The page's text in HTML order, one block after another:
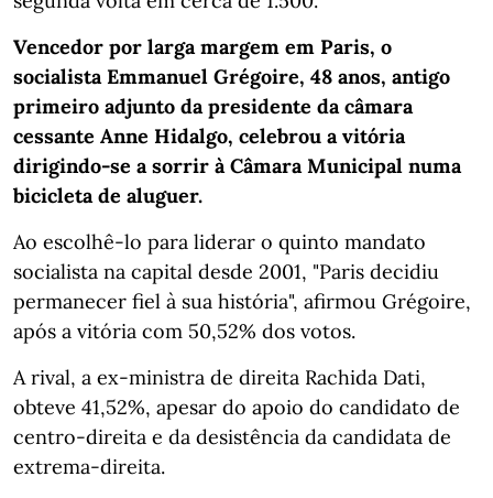
Vencedor por larga margem em Paris, o
socialista Emmanuel Grégoire, 48 anos, antigo
primeiro adjunto da presidente da câmara
cessante Anne Hidalgo, celebrou a vitória
dirigindo-se a sorrir à Câmara Municipal numa
bicicleta de aluguer.
Ao escolhê-lo para liderar o quinto mandato
socialista na capital desde 2001, "Paris decidiu
permanecer fiel à sua história", afirmou Grégoire,
após a vitória com 50,52% dos votos.
A rival, a ex-ministra de direita Rachida Dati,
obteve 41,52%, apesar do apoio do candidato de
centro-direita e da desistência da candidata de
extrema-direita.